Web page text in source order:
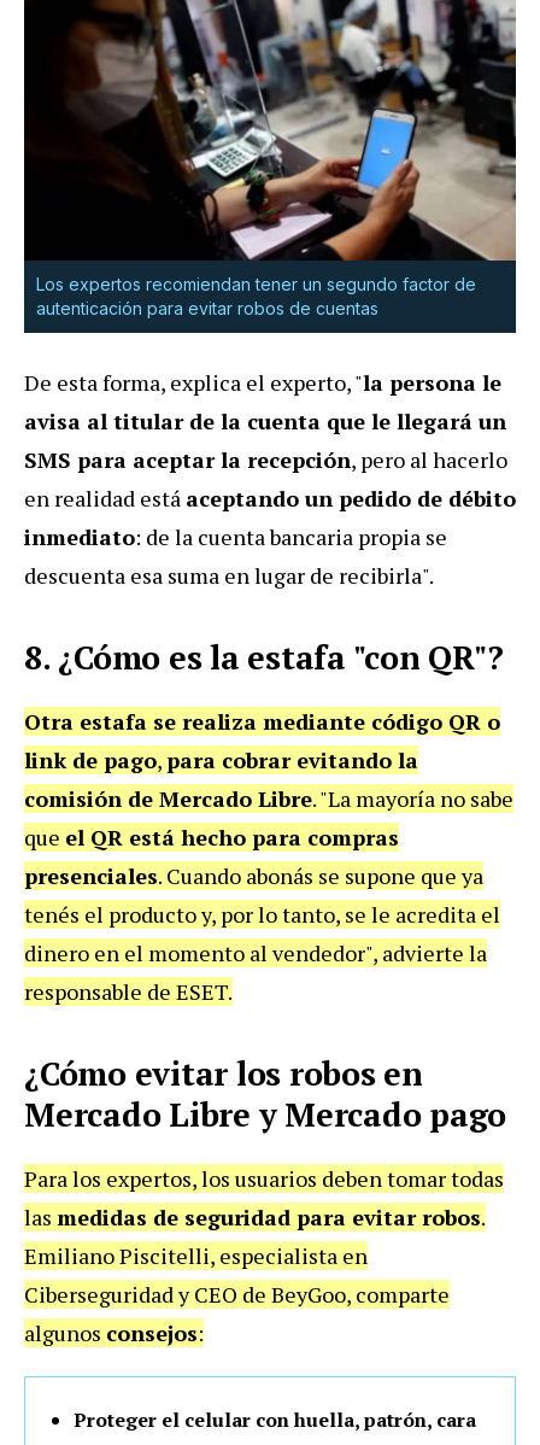
Los expertos recomiendan tener un segundo factor de
autenticación para evitar robos de cuentas
De esta forma, explica el experto, "la persona le
avisa al titular de la cuenta que le llegará un
SMS para aceptar la recepción, pero al hacerlo
en realidad está aceptando un pedido de débito
inmediato: de la cuenta bancaria propia se
descuenta esa suma en lugar de recibirla".
8. ¿Cómo es la estafa "con QR"?
Otra estafa se realiza mediante código QR o
link de pago,para cobrar evitando la
comisión de Mercado Libre. "La mayoría no sabe
que el QR está hecho para compras
presenciales. Cuando abonás se supone que ya
tenés el producto y, por lo tanto, se le acredita el
dinero en el momento al vendedor", advierte la
responsable de ESET.
¿Cómo evitar los robos en
Mercado Libre y Mercado pago
Para los expertos, los usuarios deben tomar todas
las medidas de seguridad para evitar robos.
Emiliano Piscitelli, especialista en
Ciberseguridad y CEO de BeyGoo, comparte
algunos consejos:
Proteger el celular con huella, patrón, cara